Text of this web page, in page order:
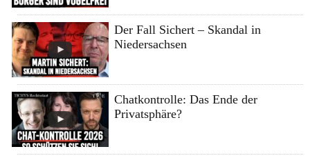
Der Fall Sichert – Skandal in
Niedersachsen
Chatkontrolle: Das Ende der
Privatsphäre?